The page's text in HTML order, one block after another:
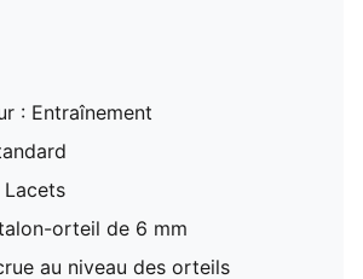
: Entraînement
Lacets
orteil de 6 mm
au niveau des orteils